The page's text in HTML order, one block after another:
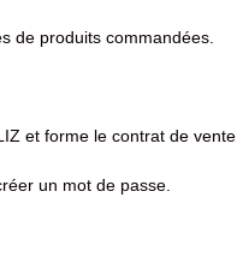
de produits commandées.
et forme le contrat de vente.
un mot de passe.